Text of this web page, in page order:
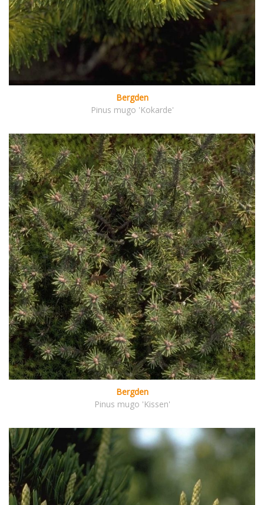
Bergden
Pinus mugo 'Kokarde'
Bergden
Pinus mugo 'Kissen'